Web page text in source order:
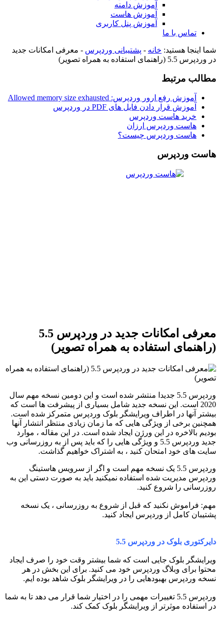
آموزش دامنه
آموزش هاست
آموزش پنل کاربری
تماس با ما
شما اینجا هستید: خانه - پشتیبانی وردپرس - معرفی امکانات جدید
در وردپرس 5.5 (راهنمای استفاده به همراه تصویر)
مطالب مرتبط
آموزش رفع ارور وردپرس: Allowed memory size exhausted
آموزش قرار دادن فایل های PDF در وردپرس
خرید هاست وردپرس
هاست وردپرس ارزان
هاست وردپرس چیست؟
هاست وردپرس
معرفی امکانات جدید در وردپرس 5.5
(راهنمای استفاده به همراه تصویر)
وردپرس 5.5 جدیدا منتشر شده است و این دومین نسخه مهم سال
2020 است. این نسخه جدید شامل بسیاری از پیشرفت ها است که
بیشتر آنها در اطراف ویرایشگر بلوک وردپرس متمرکز شده است.
همچنین برخی از ویژگی هایی که ما زمان زیادی منتظر انتشار آنها
بودیم بالاخره در این ورژن ایجاد شده است. در این مقاله ، موارد
جدید وردپرس 5.5 و ویژگی هایی را که باید پس از به روزرسانی وب
سایت های خود امتحان کنید ، به اشتراک خواهیم گذاشت.
وردپرس 5.5 یک نسخه مهم است و اگر از سرویس هاستینگ
وردپرس مدیریت شده استفاده نمیکنید باید به صورت دستی این به
روزرسانی را شروع کنید.
مهم: فراموش نکنید که قبل از شروع به روزرسانی ، یک نسخه
پشتیبان کامل از وردپرس ایجاد کنید.
دایرکتوری بلوک در وردپرس 5.5
ویرایشگر بلوک جایی است که شما بیشتر وقت خود را صرف ایجاد
محتوا برای وبلاگ وردپرس خود می کنید. برای این بخش در هر
نسخه وردپرس بهبودهایی را در ویرایشگر بلوک شاهد بوده ایم.
وردپرس 5.5 تغییرات مهمی را در اختیار شما قرار می دهد تا به شما
در استفاده موثرتر از ویرایشگر بلوک کمک کند.